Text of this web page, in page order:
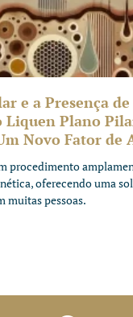
e a Presença de
Liquen Plano
Novo Fator de
procedimento
oferecendo uma
muitas pessoas.